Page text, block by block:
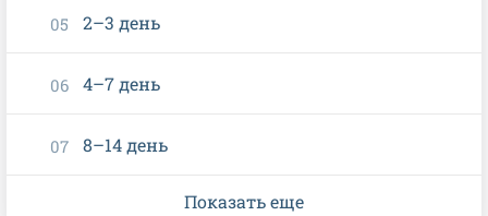
2–3 день
4–7 день
8–14 день
Показать еще